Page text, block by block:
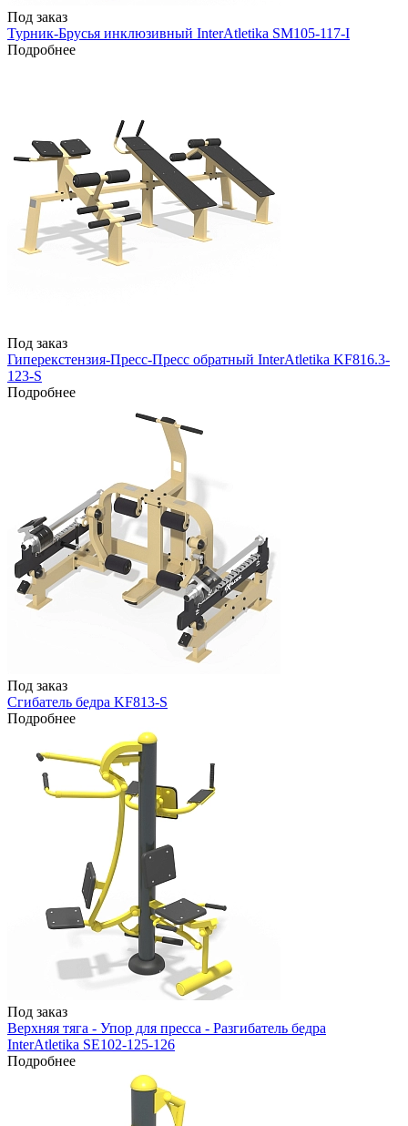
Под заказ
Турник-Брусья инклюзивный InterAtletika SM105-117-I
Подробнее
Под заказ
Гиперекстензия-Пресс-Пресс обратный InterAtletika KF816.3-
123-S
Подробнее
Под заказ
Сгибатель бедра KF813-S
Подробнее
Под заказ
Верхняя тяга - Упор для пресса - Разгибатель бедра
InterAtletika SE102-125-126
Подробнее